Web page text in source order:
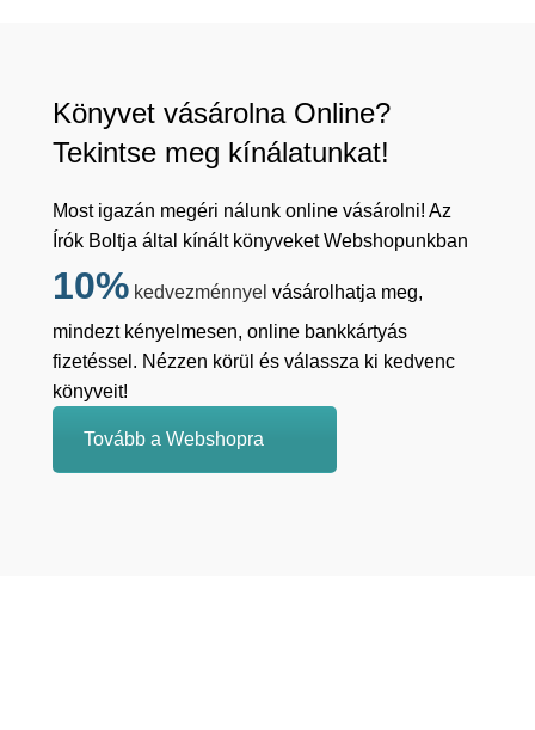
Könyvet vásárolna Online?
Tekintse meg kínálatunkat!
Most igazán megéri nálunk online vásárolni! Az
Írók Boltja által kínált könyveket Webshopunkban
10% kedvezménnyel vásárolhatja meg,
mindezt kényelmesen, online bankkártyás
fizetéssel. Nézzen körül és válassza ki kedvenc
könyveit!
Tovább a Webshopra